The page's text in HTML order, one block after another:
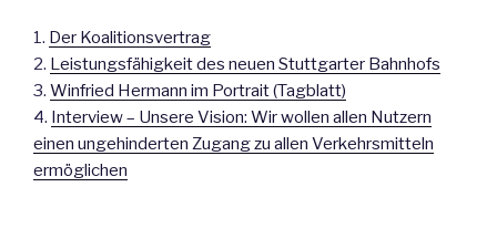
1. Der Koalitionsvertrag
2. Leistungsfähigkeit des neuen Stuttgarter Bahnhofs
3. Winfried Hermann im Portrait (Tagblatt)
4. Interview – Unsere Vision: Wir wollen allen Nutzern
einen ungehinderten Zugang zu allen Verkehrsmitteln
ermöglichen